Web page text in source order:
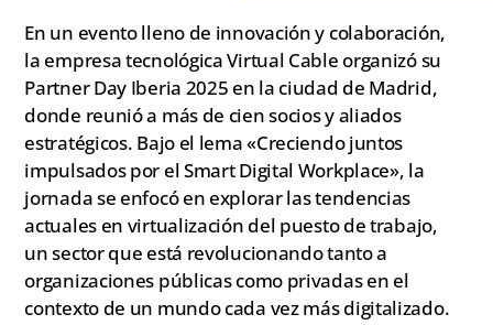
En un evento lleno de innovación y colaboración,
la empresa tecnológica Virtual Cable organizó su
Partner Day Iberia 2025 en la ciudad de Madrid,
donde reunió a más de cien socios y aliados
estratégicos. Bajo el lema «Creciendo juntos
impulsados por el Smart Digital Workplace», la
jornada se enfocó en explorar las tendencias
actuales en virtualización del puesto de trabajo,
un sector que está revolucionando tanto a
organizaciones públicas como privadas en el
contexto de un mundo cada vez más digitalizado.